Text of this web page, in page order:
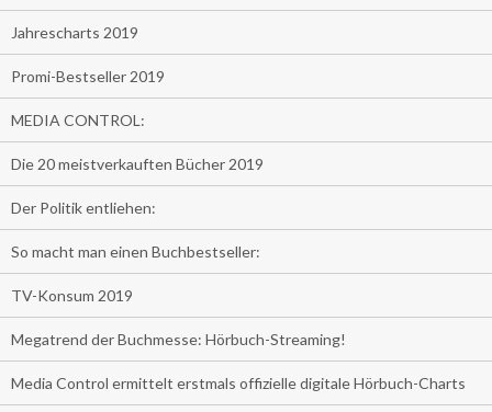
Jahrescharts 2019
Promi-Bestseller 2019
MEDIA CONTROL:
Die 20 meistverkauften Bücher 2019
Der Politik entliehen:
So macht man einen Buchbestseller:
TV-Konsum 2019
Megatrend der Buchmesse: Hörbuch-Streaming!
Media Control ermittelt erstmals offizielle digitale Hörbuch-Charts